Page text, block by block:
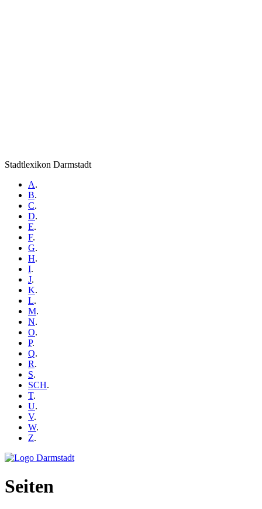
Stadtlexikon Darmstadt
A.
B.
C.
D.
E.
F.
G.
H.
I.
J.
K.
L.
M.
N.
O.
P.
Q.
R.
S.
SCH.
T.
U.
V.
W.
Z.
Seiten